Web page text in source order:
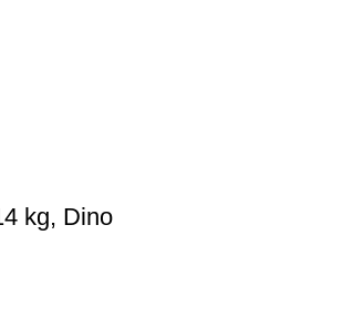
kg, Dino